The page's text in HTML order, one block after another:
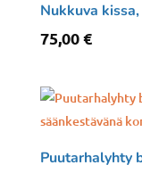
Nukkuva
75,00€
Puutarhalyhty